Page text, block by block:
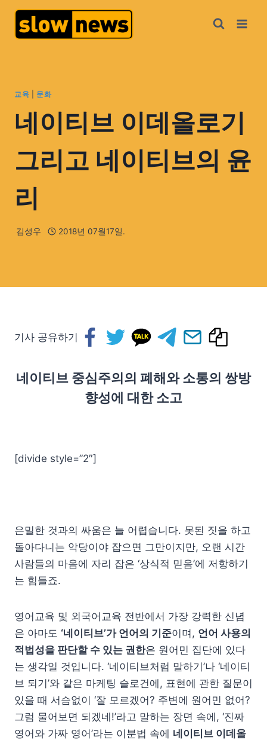
교육 문화
네이티브 이데올로기
그리고 네이티브의 윤
리
김성우 2018년 07월17일.
기사 공유하기
네이티브 중심주의의 폐해와 소통의 쌍방
향성에 대한 소고
[divide style=”2″]
은밀한 것과의 싸움은 늘 어렵습니다. 못된 짓을 하고
돌아다니는 악당이야 잡으면 그만이지만, 오랜 시간
사람들의 마음에 자리 잡은 ‘상식적 믿음’에 저항하기
는 힘들죠.
영어교육 및 외국어교육 전반에서 가장 강력한 신념
은 아마도 ‘네이티브’가 언어의 기준이며, 언어 사용의
적법성을 판단할 수 있는 권한은 원어민 집단에 있다
는 생각일 것입니다. ‘네이티브처럼 말하기’나 ‘네이티
브 되기’와 같은 마케팅 슬로건에, 표현에 관한 질문이
있을 때 서슴없이 ‘잘 모르겠어? 주변에 원어민 없어?
그럼 물어보면 되겠네!’라고 말하는 장면 속에, ‘진짜
영어와 가짜 영어’라는 이분법 속에 네이티브 이데올